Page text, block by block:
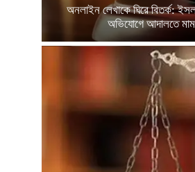
অনলাইন লেখাকে ঘিরে বিতর্ক:
অভিযোগে আদালতে